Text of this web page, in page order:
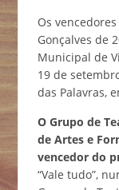
Os
Gonçalves de
Municipal de
19 de
das Palavras,
O Grupo de
de Artes e
vencedor do
“Vale tudo”,